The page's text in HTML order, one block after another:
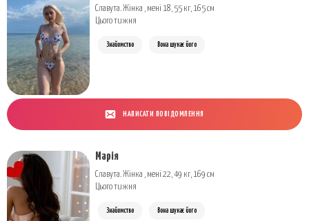
Славута. Жінка , мені 18, 55 кг, 165 см
Цього тижня
Знайомство Вона шукає його
НАПИСАТИ ПОВІДОМЛЕННЯ
Марія
Славута. Жінка , мені 22, 49 кг, 169 см
Цього тижня
Знайомство Вона шукає його